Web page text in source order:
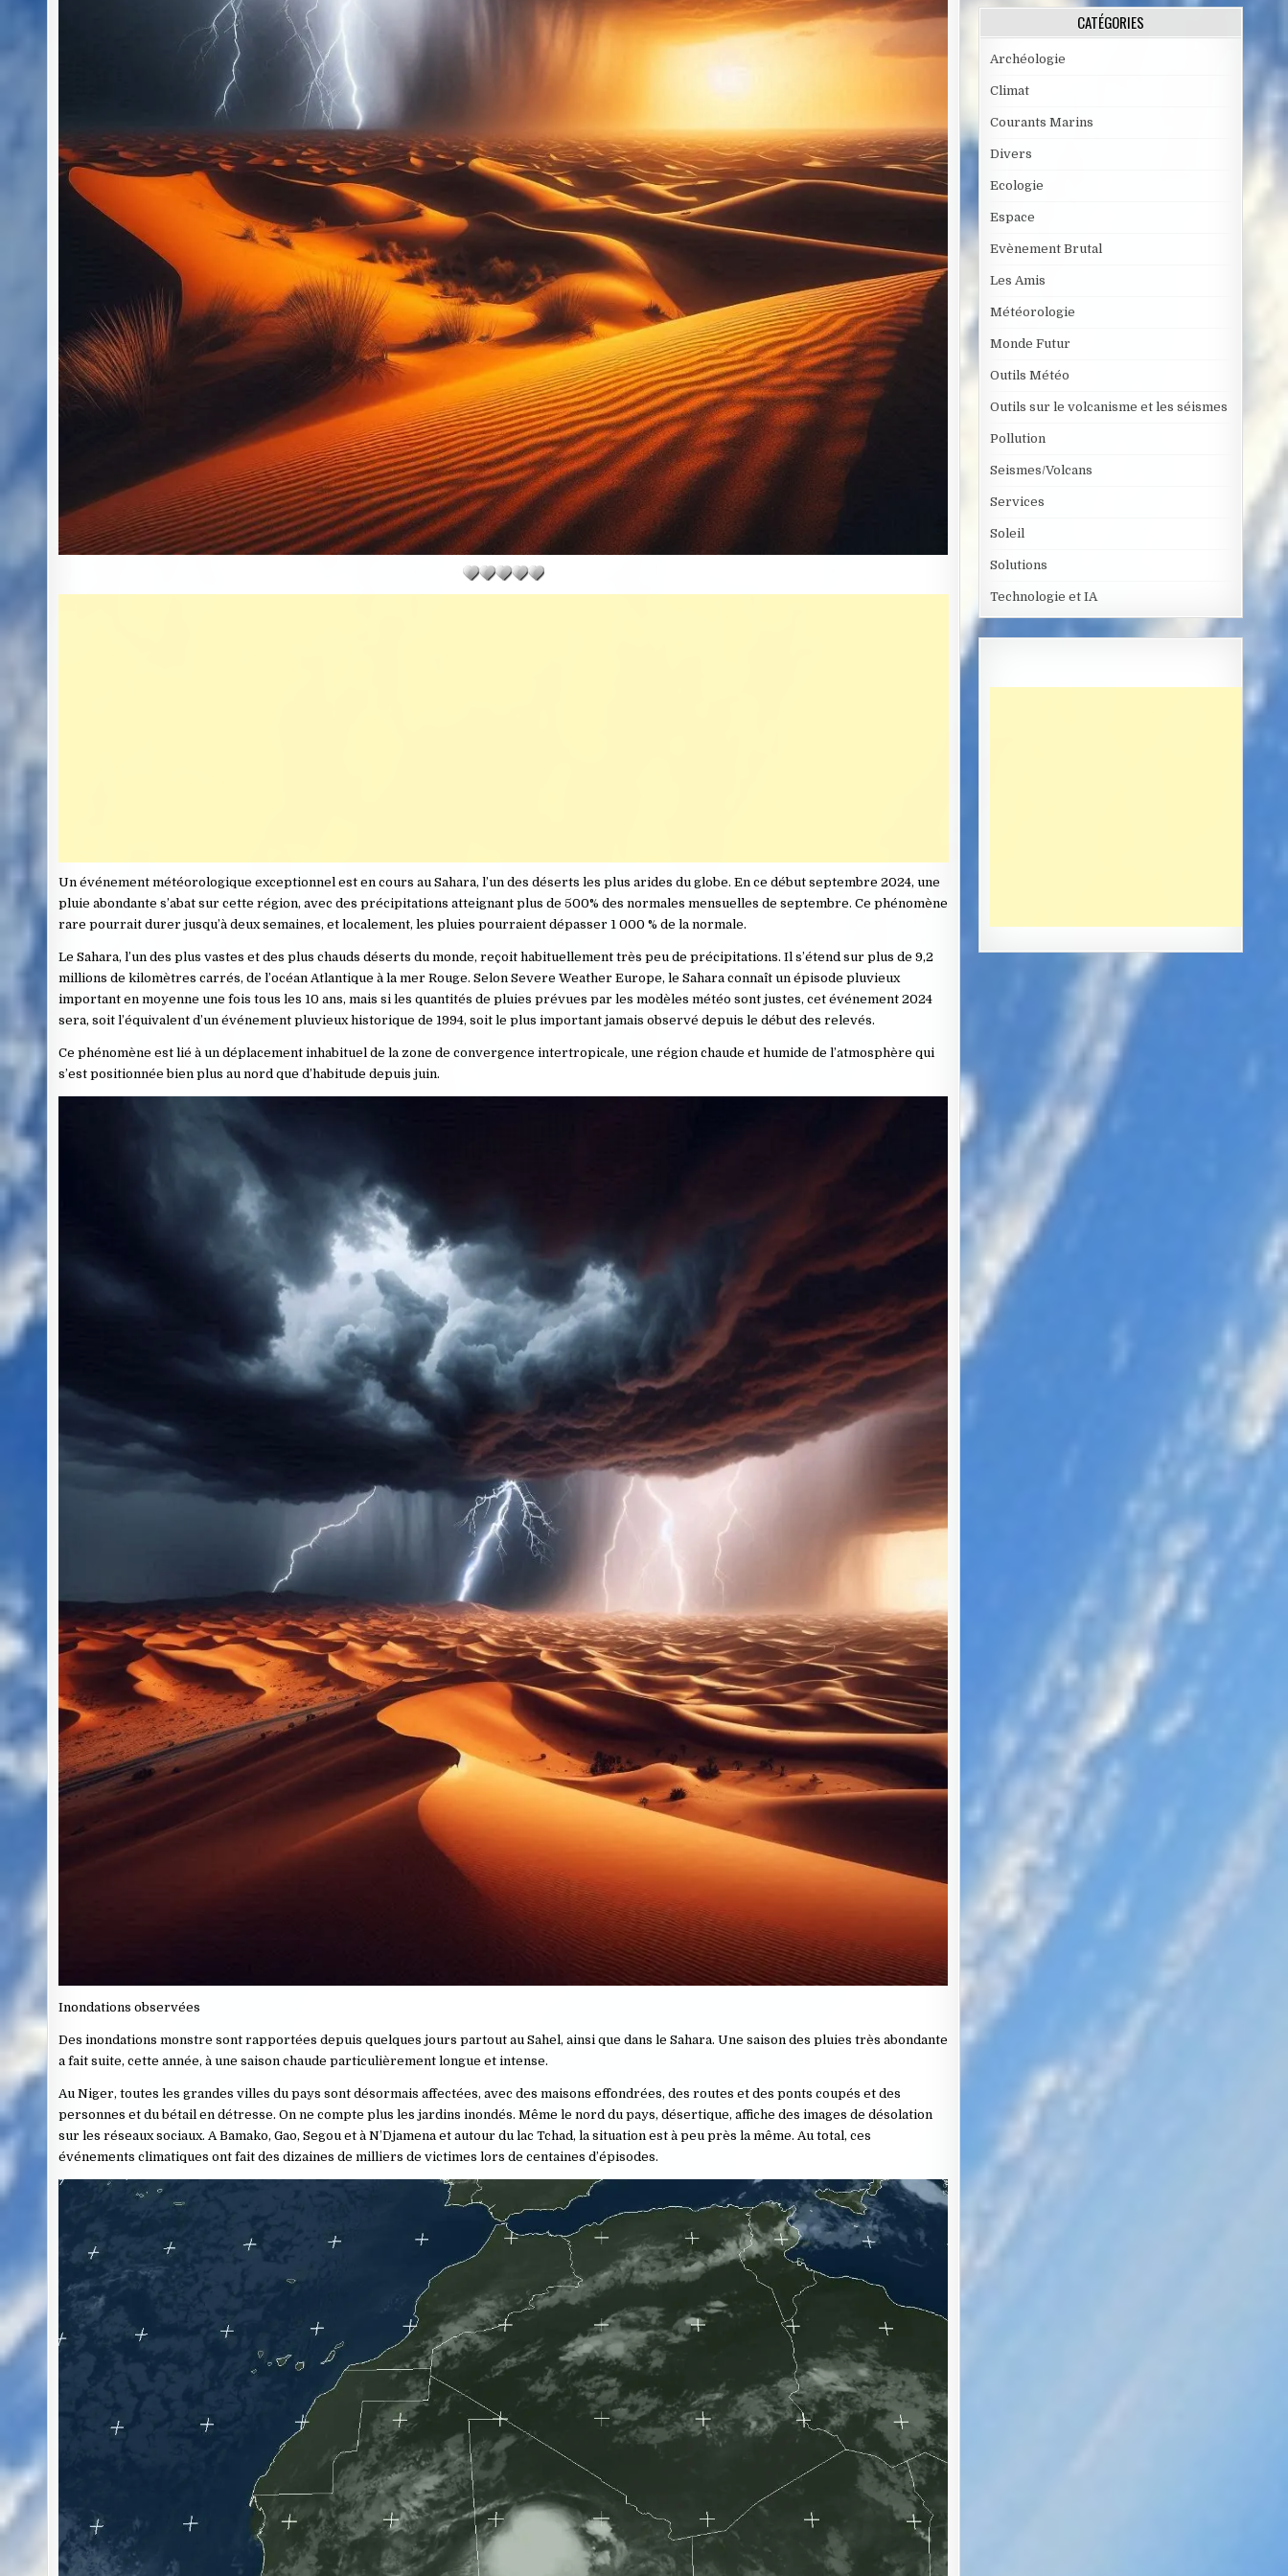
Un événement météorologique exceptionnel est en cours au Sahara, l’un des déserts les plus arides du globe. En ce début septembre 2024, une
pluie abondante s’abat sur cette région, avec des précipitations atteignant plus de 500% des normales mensuelles de septembre. Ce phénomène
rare pourrait durer jusqu’à deux semaines, et localement, les pluies pourraient dépasser 1 000 % de la normale.
Le Sahara, l’un des plus vastes et des plus chauds déserts du monde, reçoit habituellement très peu de précipitations. Il s’étend sur plus de 9,2
millions de kilomètres carrés, de l’océan Atlantique à la mer Rouge. Selon Severe Weather Europe, le Sahara connaît un épisode pluvieux
important en moyenne une fois tous les 10 ans, mais si les quantités de pluies prévues par les modèles météo sont justes, cet événement 2024
sera, soit l’équivalent d’un événement pluvieux historique de 1994, soit le plus important jamais observé depuis le début des relevés.
Ce phénomène est lié à un déplacement inhabituel de la zone de convergence intertropicale, une région chaude et humide de l’atmosphère qui
s’est positionnée bien plus au nord que d’habitude depuis juin.
Inondations observées
Des inondations monstre sont rapportées depuis quelques jours partout au Sahel, ainsi que dans le Sahara. Une saison des pluies très abondante
a fait suite, cette année, à une saison chaude particulièrement longue et intense.
Au Niger, toutes les grandes villes du pays sont désormais affectées, avec des maisons effondrées, des routes et des ponts coupés et des
personnes et du bétail en détresse. On ne compte plus les jardins inondés. Même le nord du pays, désertique, affiche des images de désolation
sur les réseaux sociaux. A Bamako, Gao, Segou et à N’Djamena et autour du lac Tchad, la situation est à peu près la même. Au total, ces
événements climatiques ont fait des dizaines de milliers de victimes lors de centaines d’épisodes.
CATÉGORIES
Archéologie
Climat
Courants Marins
Divers
Ecologie
Espace
Evènement Brutal
Les Amis
Météorologie
Monde Futur
Outils Météo
Outils sur le volcanisme et les séismes
Pollution
Seismes/Volcans
Services
Soleil
Solutions
Technologie et IA